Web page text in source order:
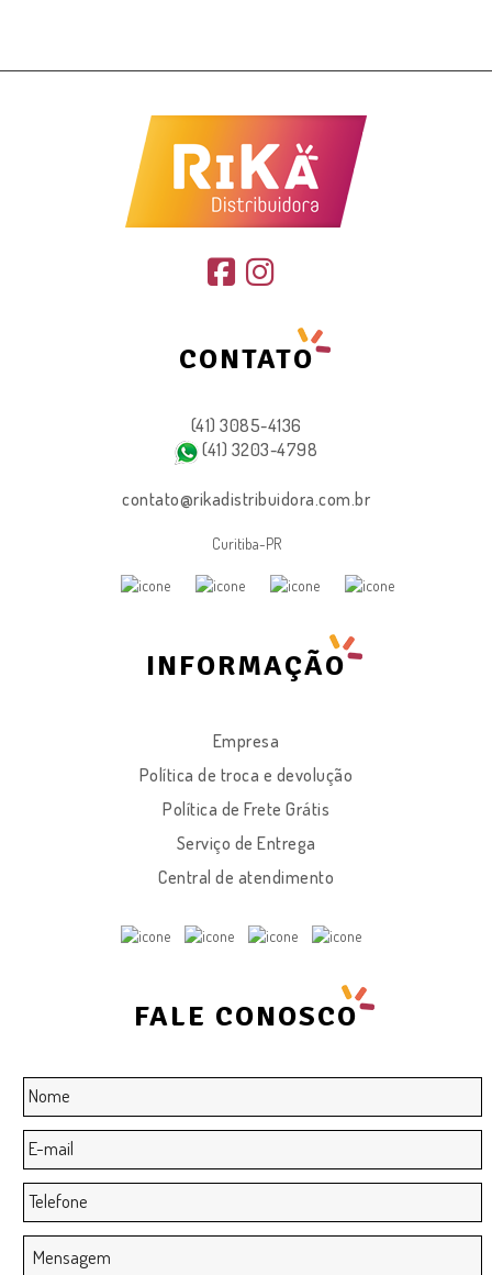
CONTATO
(41) 3085-4136
(41) 3203-4798
contato@rikadistribuidora.com.br
Curitiba-PR
INFORMAÇÃO
Empresa
Política de troca e devolução
Política de Frete Grátis
Serviço de Entrega
Central de atendimento
FALE CONOSCO
Nome *
E-
mail *
Telefone
Mensagem